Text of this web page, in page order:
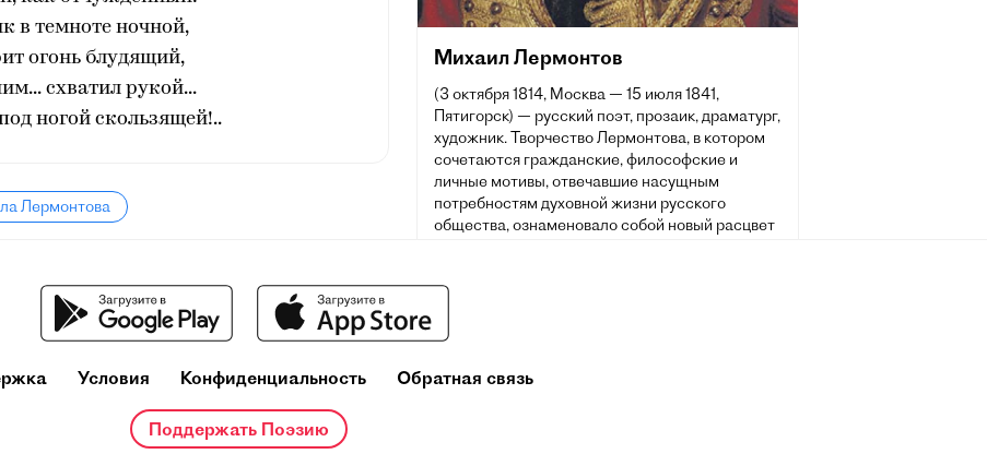
в темноте ночной,
огонь блудящий,
схватил рукой...
ногой скользящей!..
Лермонтова
Михаил Лермонтов
(3 октября 1814, Москва — 15 июля 1841,
Пятигорск) — русский поэт, прозаик, драматург,
художник. Творчество Лермонтова, в котором
сочетаются гражданские, философские и
личные мотивы, отвечавшие насущным
потребностям духовной жизни русского
общества, ознаменовало собой новый расцвет
поэтов XIX и XX веков. Произведения
живописи, театре, кинематографе. Его стихи
симфонического и романсового творчества.
Условия Конфиденциальность Обратная связь
Поддержать Поэзию